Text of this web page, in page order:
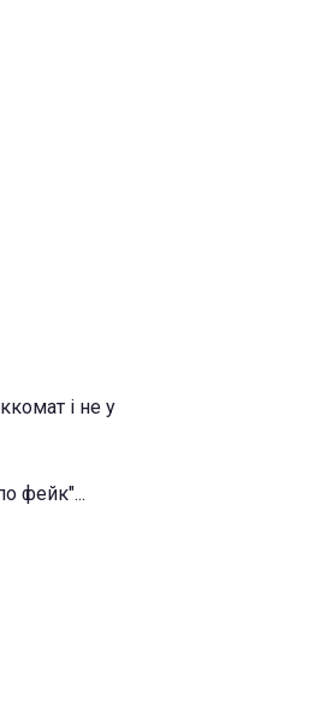
і не у
фейк"...